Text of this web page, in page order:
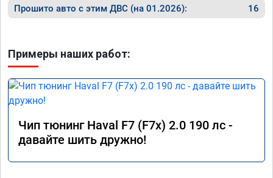
Прошито авто с этим ДВС (на 01.2026): 16
Примеры наших работ:
Чип тюнинг Haval F7 (F7x) 2.0 190 лс -
давайте шить дружно!